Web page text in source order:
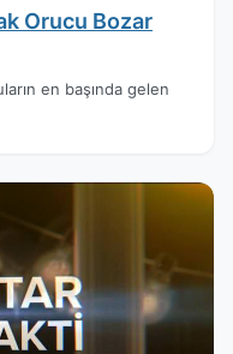
Orucu Bozar
en başında gelen